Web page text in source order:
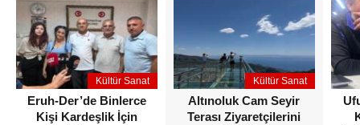
İş İlanları
Kültür Sanat
Eruh-Der’de Binlerce
Kişi Kardeşlik İçin
Kültür Sanat
Altınoluk Cam Seyir
Terası Ziyaretçilerini